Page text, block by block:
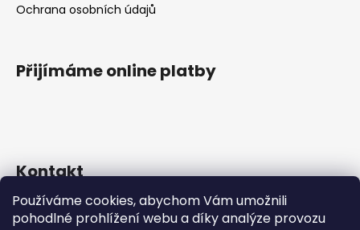
Používáme cookies, abychom Vám umožnili
pohodlné prohlížení webu a díky analýze provozu
Ochrana osobních údajů
Přijímáme online platby
Kontakt
info@dinair.cz
+420 704 793 696